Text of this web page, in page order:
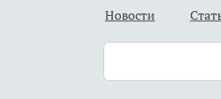
Новости